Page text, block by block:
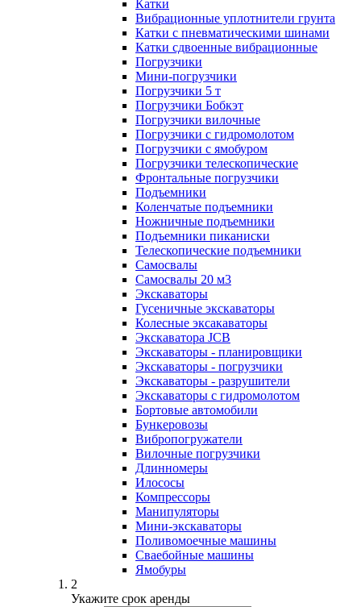
Катки
Вибрационные уплотнители грунта
Катки с пневматическими шинами
Катки сдвоенные вибрационные
Погрузчики
Мини-погрузчики
Погрузчики 5 т
Погрузчики Бобкэт
Погрузчики вилочные
Погрузчики с гидромолотом
Погрузчики с ямобуром
Погрузчики телескопические
Фронтальные погрузчики
Подъемники
Коленчатые подъемники
Ножничные подъемники
Подъемники пиканиски
Телескопические подъемники
Самосвалы
Самосвалы 20 м3
Экскаваторы
Гусеничные экскаваторы
Колесные эксакаваторы
Экскаватора JCB
Экскаваторы - планировщики
Экскаваторы - погрузчики
Экскаваторы - разрушители
Экскаваторы с гидромолотом
Бортовые автомобили
Бункеровозы
Вибропогружатели
Вилочные погрузчики
Длинномеры
Илососы
Компрессоры
Манипуляторы
Мини-экскаваторы
Поливомоечные машины
Сваебойные машины
Ямобуры
2
Укажите срок аренды